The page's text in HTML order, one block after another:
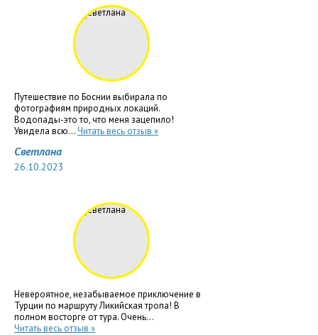
Путешествие по Боснии выбирала по
фотографиям природных локаций.
Водопады-это то, что меня зацепило!
Увидела всю...Читать весь отзыв »
Светлана
26.10.2023
Невероятное, незабываемое приключение в
Турции по маршруту Ликийская тропа! В
полном восторге от тура. Очень...
Читать весь отзыв »